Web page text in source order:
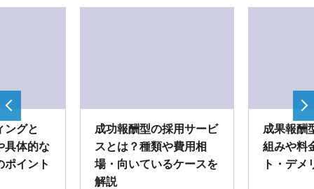
ングと
具体的な
イント
成功報酬型の採用サービ
スとは？種類や費用相
場・向いているケースを
解説
成果報酬
組みや料
ト・デメ